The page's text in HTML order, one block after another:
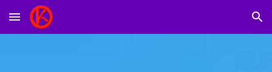
Skip to main content Skip to navigation